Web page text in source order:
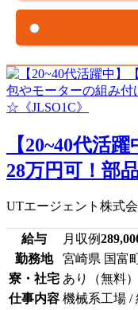
【20~40代活
28万円可！部
UTエージェント株式
給与 月収例
勤務地
宮崎県 国富町
寮・社宅 あり（無料）
仕事内容 機械系工場 /